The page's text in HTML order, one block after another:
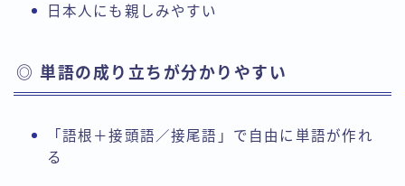
日本人にも親しみやすい
◎ 単語の成り立ちが分かりやすい
「語根＋接頭語／接尾語」で自由に単語が作れ
る